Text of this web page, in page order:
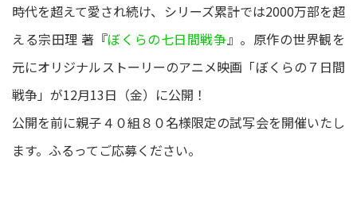
時代を超えて愛され続け、シリーズ累計では2000万部を超
える宗田理 著『ぼくらの七日間戦争』。原作の世界観を
元にオリジナルストーリーのアニメ映画「ぼくらの７日間
戦争」が12月13日（金）に公開！
公開を前に親子４０組８０名様限定の試写会を開催いたし
ます。ふるってご応募ください。